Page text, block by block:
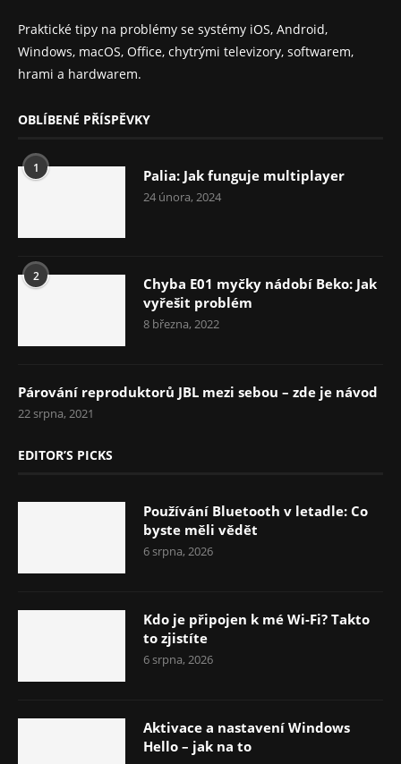
Praktické tipy na problémy se systémy iOS, Android,
Windows, macOS, Office, chytrými televizory, softwarem,
hrami a hardwarem.
OBLÍBENÉ PŘÍSPĚVKY
1 Palia: Jak funguje multiplayer
24 února, 2024
2
Chyba E01 myčky nádobí Beko: Jak
vyřešit problém
8 března, 2022
Párování reproduktorů JBL mezi sebou – zde je návod
22 srpna, 2021
EDITOR’S PICKS
Používání Bluetooth v letadle: Co
byste měli vědět
6 srpna, 2026
Kdo je připojen k mé Wi-Fi? Takto
to zjistíte
6 srpna, 2026
Aktivace a nastavení Windows
Hello – jak na to